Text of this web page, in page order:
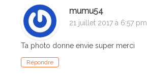
mumu54
21 juillet 2017 à 6:57 pm
Ta photo donne envie super merci
Répondre